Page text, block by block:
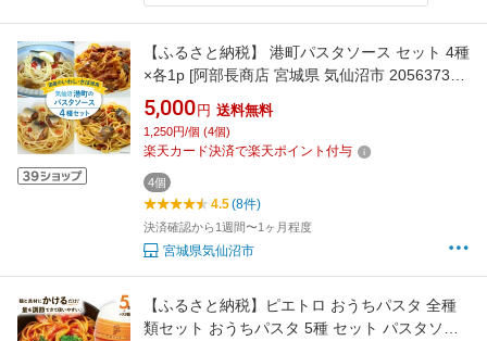
【ふるさと納税】 港町パスタソース セット 4種
×各1p [阿部長商店 宮城県 気仙沼市 20563737]
国産 食べ比べ レトルト 簡単 時短 手軽 魚 サバ
いわし 5000 5000円 5000円以内
5,000 円 送料無料
1,250円/個 (4個)
楽天カード決済で楽天ポイント付与
4個
4.5(8件)
決済確認から1週間〜1ヶ月程度
宮城県気仙沼市
【ふるさと納税】ピエトロ おうちパスタ 全種
類セット おうちパスタ 5種 セット パスタソー